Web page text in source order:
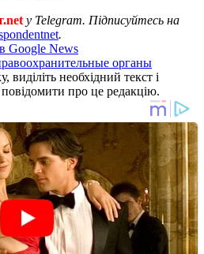
у Telegram. Підписуйтесь на
.
Google News
органы
необхідний текст і
про це редакцію.